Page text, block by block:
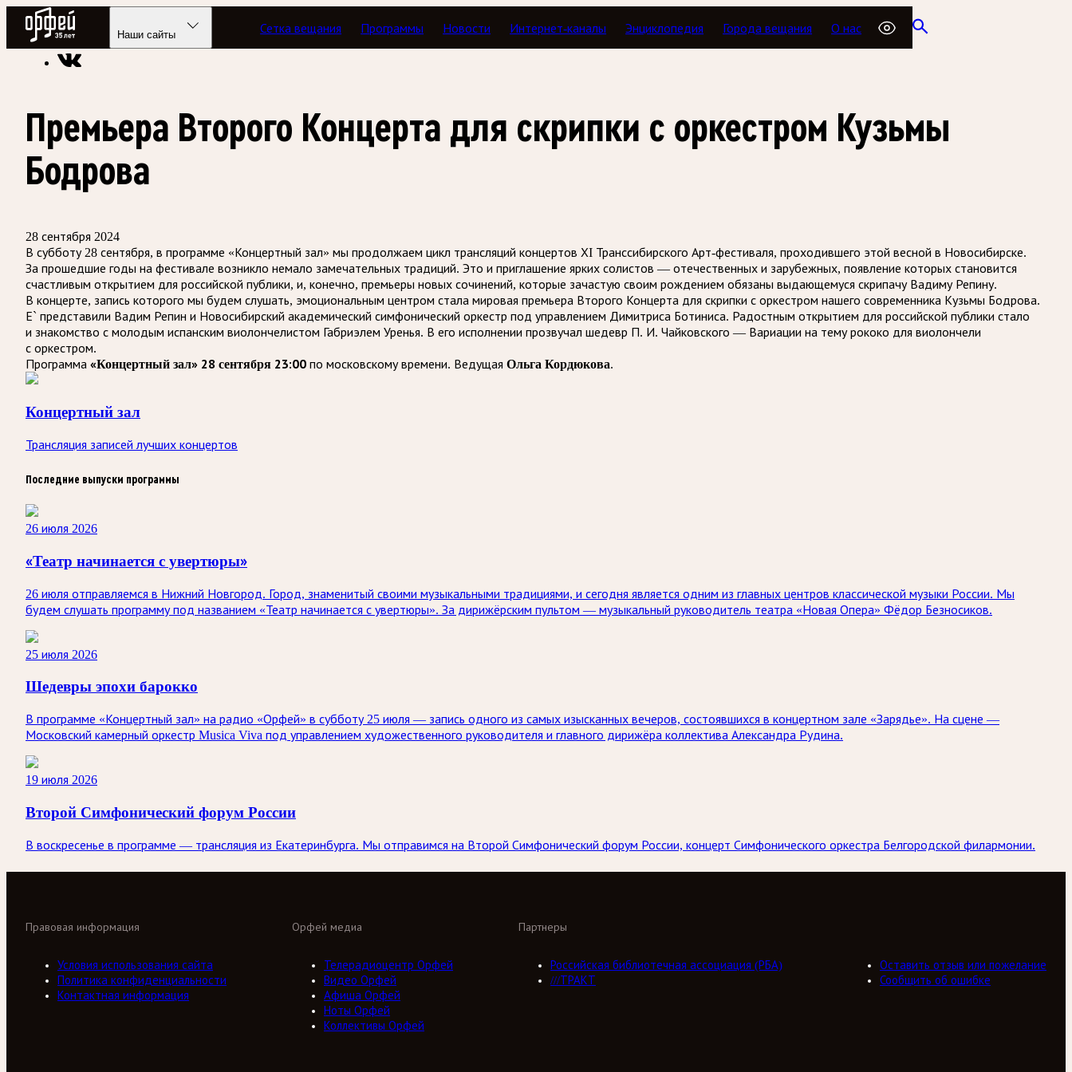
Радио Орфей
Наши сайты Сетка вещания Программы Новости Интернет-каналы Энциклопедия Города вещания О нас
Радио классической музыки «Орфей» Программы в эфире Концертный зал
Премьера Второго Концерта для скрипки с оркестром Кузьмы
Бодрова
28 сентября 2024
В субботу 28 сентября, в программе «Концертный зал» мы продолжаем цикл трансляций концертов ХI Транссибирского Арт-фестиваля, проходившего этой весной в Новосибирске.
За прошедшие годы на фестивале возникло немало замечательных традиций. Это и приглашение ярких солистов — отечественных и зарубежных, появление которых становится
счастливым открытием для российской публики, и, конечно, премьеры новых сочинений, которые зачастую своим рождением обязаны выдающемуся скрипачу Вадиму Репину.
В концерте, запись которого мы будем слушать, эмоциональным центром стала мировая премьера Второго Концерта для скрипки с оркестром нашего современника Кузьмы Бодрова.
Е` представили Вадим Репин и Новосибирский академический симфонический оркестр под управлением Димитриса Ботиниса. Радостным открытием для российской публики стало
и знакомство с молодым испанским виолончелистом Габриэлем Уренья. В его исполнении прозвучал шедевр П. И. Чайковского — Вариации на тему рококо для виолончели
с оркестром.
Программа «Концертный зал» 28 сентября 23:00 по московскому времени. Ведущая Ольга Кордюкова.
Концертный зал
Трансляция записей лучших концертов
Последние выпуски программы
26 июля 2026
«Театр начинается с увертюры»
26 июля отправляемся в Нижний Новгород. Город, знаменитый своими музыкальными традициями, и сегодня является одним из главных центров классической музыки России. Мы
будем слушать программу под названием «Театр начинается с увертюры». За дирижёрским пультом — музыкальный руководитель театра «Новая Опера» Фёдор Безносиков.
25 июля 2026
Шедевры эпохи барокко
В программе «Концертный зал» на радио «Орфей» в субботу 25 июля — запись одного из самых изысканных вечеров, состоявшихся в концертном зале «Зарядье». На сцене —
Московский камерный оркестр Musica Viva под управлением художественного руководителя и главного дирижёра коллектива Александра Рудина.
19 июля 2026
Второй Симфонический форум России
В воскресенье в программе — трансляция из Екатеринбурга. Мы отправимся на Второй Симфонический форум России, концерт Симфонического оркестра Белгородской филармонии.
Орфей медиа
Телерадиоцентр Орфей
Видео Орфей
Афиша Орфей
Ноты Орфей
Коллективы Орфей
Партнеры
Российская библиотечная ассоциация (РБА)
///ТРАКТ
Правовая информация
Условия использования сайта
Политика конфиденциальности
Контактная информация
Оставить отзыв или пожелание
Сообщить об ошибке